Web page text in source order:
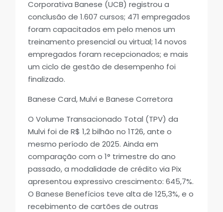
Corporativa Banese (UCB) registrou a
conclusão de 1.607 cursos; 471 empregados
foram capacitados em pelo menos um
treinamento presencial ou virtual; 14 novos
empregados foram recepcionados; e mais
um ciclo de gestão de desempenho foi
finalizado.
Banese Card, Mulvi e Banese Corretora
O Volume Transacionado Total (TPV) da
Mulvi foi de R$ 1,2 bilhão no 1T26, ante o
mesmo período de 2025. Ainda em
comparação com o 1° trimestre do ano
passado, a modalidade de crédito via Pix
apresentou expressivo crescimento: 645,7%.
O Banese Benefícios teve alta de 125,3%, e o
recebimento de cartões de outras